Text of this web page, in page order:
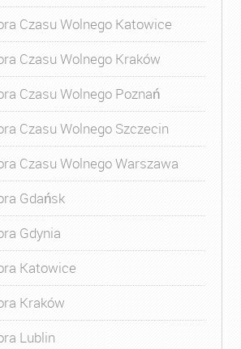
Czasu Wolnego Katowice
Czasu Wolnego Kraków
Czasu Wolnego Poznań
Czasu Wolnego Szczecin
Czasu Wolnego Warszawa
Gdańsk
Gdynia
Katowice
Kraków
Lublin